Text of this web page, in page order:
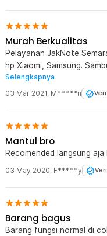
Murah Berkualitas
Pelayanan JakNote
hp Xiaomi, Samsung.
Menurut pendapatku
bagusnya dengan
jauh dari jangkauan tentu
gak ecek-ecek. Thanks
Selengkapnya
03 Mar 2021, M*****n
Mantul bro
Recomended langsung aja
03 May 2020, F*****y
Barang bagus
Barang fungsi normal di